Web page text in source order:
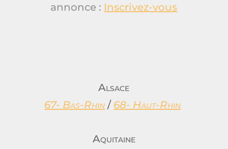
annonce : Inscrivez-vous
Alsace
67- Bas-Rhin / 68- Haut-Rhin
Aquitaine